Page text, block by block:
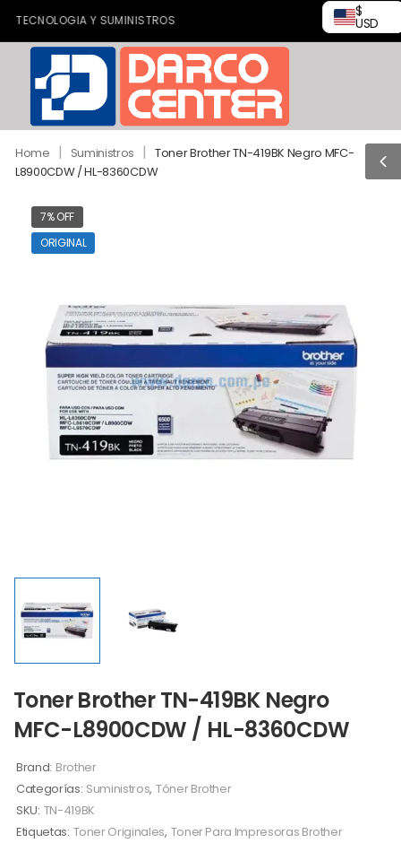
Y SUMINISTROS
$
USD
Home | Suministros | Toner Brother TN-419BK Negro MFC-
L8900CDW / HL-8360CDW
7% OFF
ORIGINAL
Toner Brother TN-419BK Negro
MFC-L8900CDW / HL-8360CDW
Brand: Brother
Categorías: Suministros, Tóner Brother
SKU: TN-419BK
Etiquetas: Toner Originales, Toner Para Impresoras Brother